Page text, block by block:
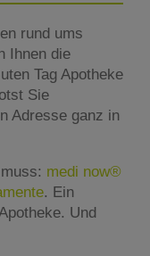
rund ums
Ihnen die
Tag Apotheke
Sie
Adresse ganz in
medi now®
. Ein
Und